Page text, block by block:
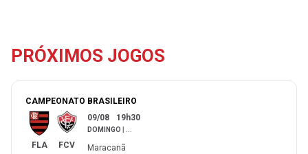
PRÓXIMOS JOGOS
CAMPEONATO BRASILEIRO
FLA FCV
09/08 19h30
DOMINGO
Maracanã